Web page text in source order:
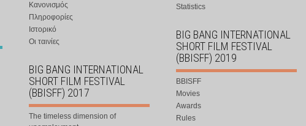
Κανονισμός
Πληροφορίες
Ιστορικό
Οι ταινίες
BIG BANG INTERNATIONAL
SHORT FILM FESTIVAL
(BBISFF) 2017
The timeless dimension of
Statistics
BIG BANG INTERNATIONAL
SHORT FILM FESTIVAL
(BBISFF) 2019
BBISFF
Movies
Awards
Rules